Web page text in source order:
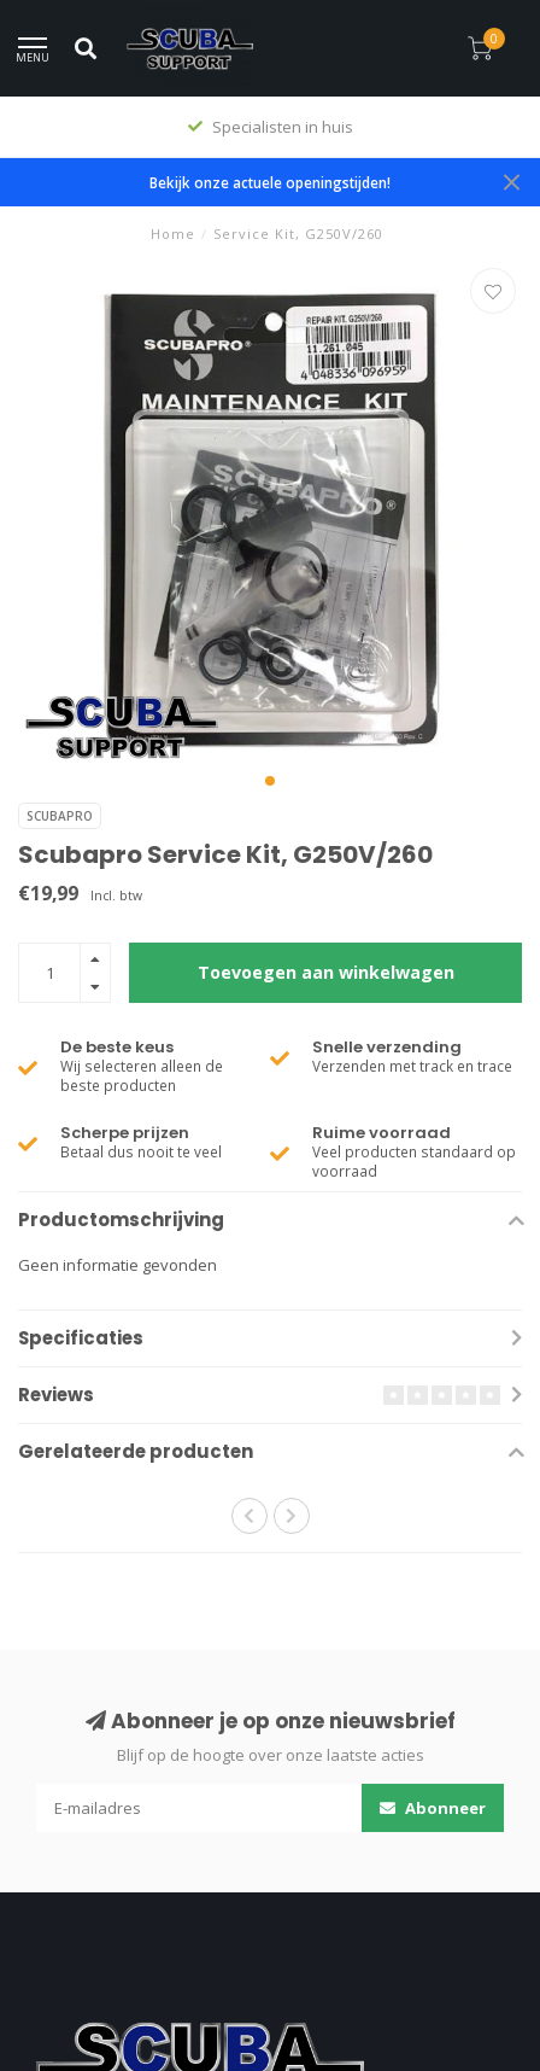
MENU
0
Specialisten in huis
Bekijk onze actuele openingstijden!
Home / Service Kit, G250V/260
SCUBAPRO
Scubapro Service Kit, G250V/260
€19,99 Incl. btw
Toevoegen aan winkelwagen
De beste keus
Wij selecteren alleen de
beste producten
Snelle verzending
Verzenden met track en trace
Scherpe prijzen
Betaal dus nooit te veel
Ruime voorraad
Veel producten standaard op
voorraad
Productomschrijving
Geen informatie gevonden
Specificaties
Reviews
Gerelateerde producten
Abonneer je op onze nieuwsbrief
Blijf op de hoogte over onze laatste acties
Abonneer